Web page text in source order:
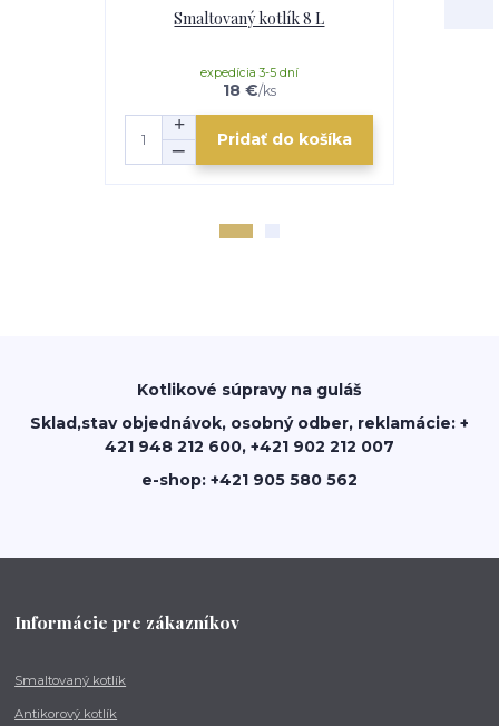
Smaltovaný kotlík 8 L
18 €/ks
expedícia 3-5 dní
Pridať do košíka
Kotlikové súpravy na guláš
Sklad,stav objednávok, osobný odber, reklamácie: +
421 948 212 600, +421 902 212 007
e-shop: +421 905 580 562
Informácie pre zákazníkov
Smaltovaný kotlík
Antikorový kotlík